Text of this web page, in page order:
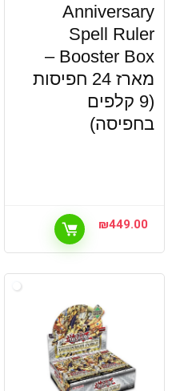
Anniversary
Spell Ruler
Booster Box –
מארז 24 חפיסות
(9 קלפים
בחפיסה)
₪449.00